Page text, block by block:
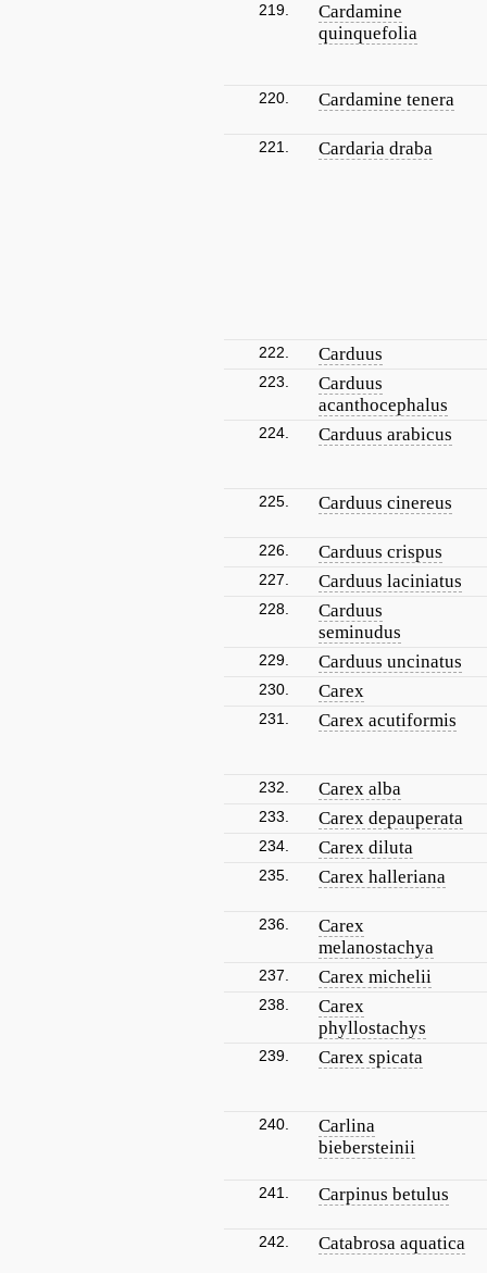
219.
Cardamine
quinquefolia
220. Cardamine tenera
221. Cardaria draba
222. Carduus
223.
Carduus
acanthocephalus
224. Carduus arabicus
225. Carduus cinereus
226. Carduus crispus
227. Carduus laciniatus
228.
Carduus
seminudus
229. Carduus uncinatus
230. Carex
231. Carex acutiformis
232. Carex alba
233. Carex depauperata
234. Carex diluta
235. Carex halleriana
236.
Carex
melanostachya
237. Carex michelii
238.
Carex
phyllostachys
239. Carex spicata
240.
Carlina
biebersteinii
241. Carpinus betulus
242. Catabrosa aquatica